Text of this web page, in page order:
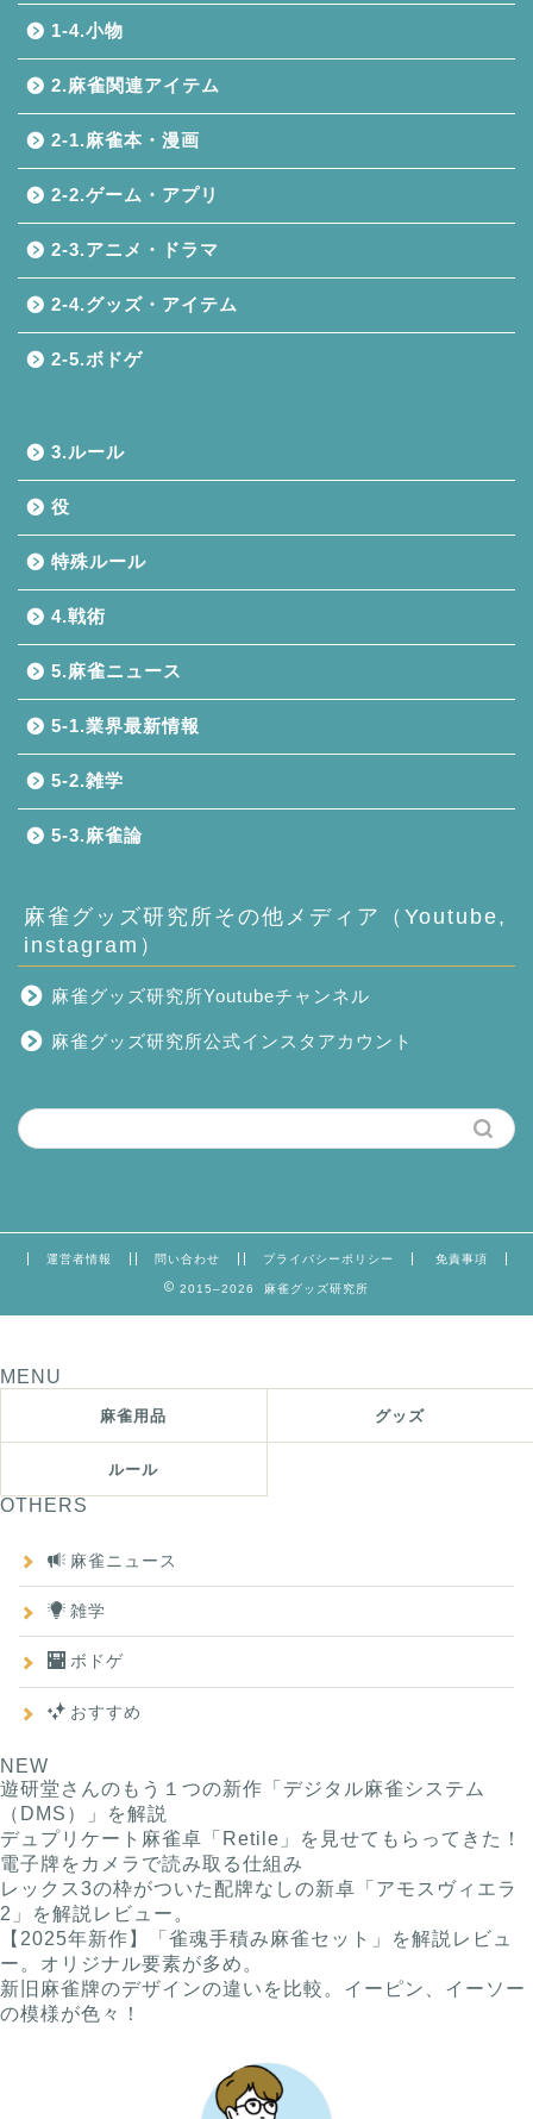
1-4.小物
2.麻雀関連アイテム
2-1.麻雀本・漫画
2-2.ゲーム・アプリ
2-3.アニメ・ドラマ
2-4.グッズ・アイテム
2-5.ボドゲ
3.ルール
役
特殊ルール
4.戦術
5.麻雀ニュース
5-1.業界最新情報
5-2.雑学
5-3.麻雀論
麻雀グッズ研究所その他メディア（Youtube,
instagram）
麻雀グッズ研究所Youtubeチャンネル
麻雀グッズ研究所公式インスタアカウント
運営者情報 問い合わせ プライバシーポリシー 免責事項
2015–2026 麻雀グッズ研究所
MENU
麻雀用品 グッズ
ルール
OTHERS
麻雀ニュース
雑学
ボドゲ
おすすめ
NEW
遊研堂さんのもう１つの新作「デジタル麻雀システム
（DMS）」を解説
デュプリケート麻雀卓「Retile」を見せてもらってきた！
電子牌をカメラで読み取る仕組み
レックス3の枠がついた配牌なしの新卓「アモスヴィエラ
2」を解説レビュー。
【2025年新作】「雀魂手積み麻雀セット」を解説レビュ
ー。オリジナル要素が多め。
新旧麻雀牌のデザインの違いを比較。イーピン、イーソー
の模様が色々！